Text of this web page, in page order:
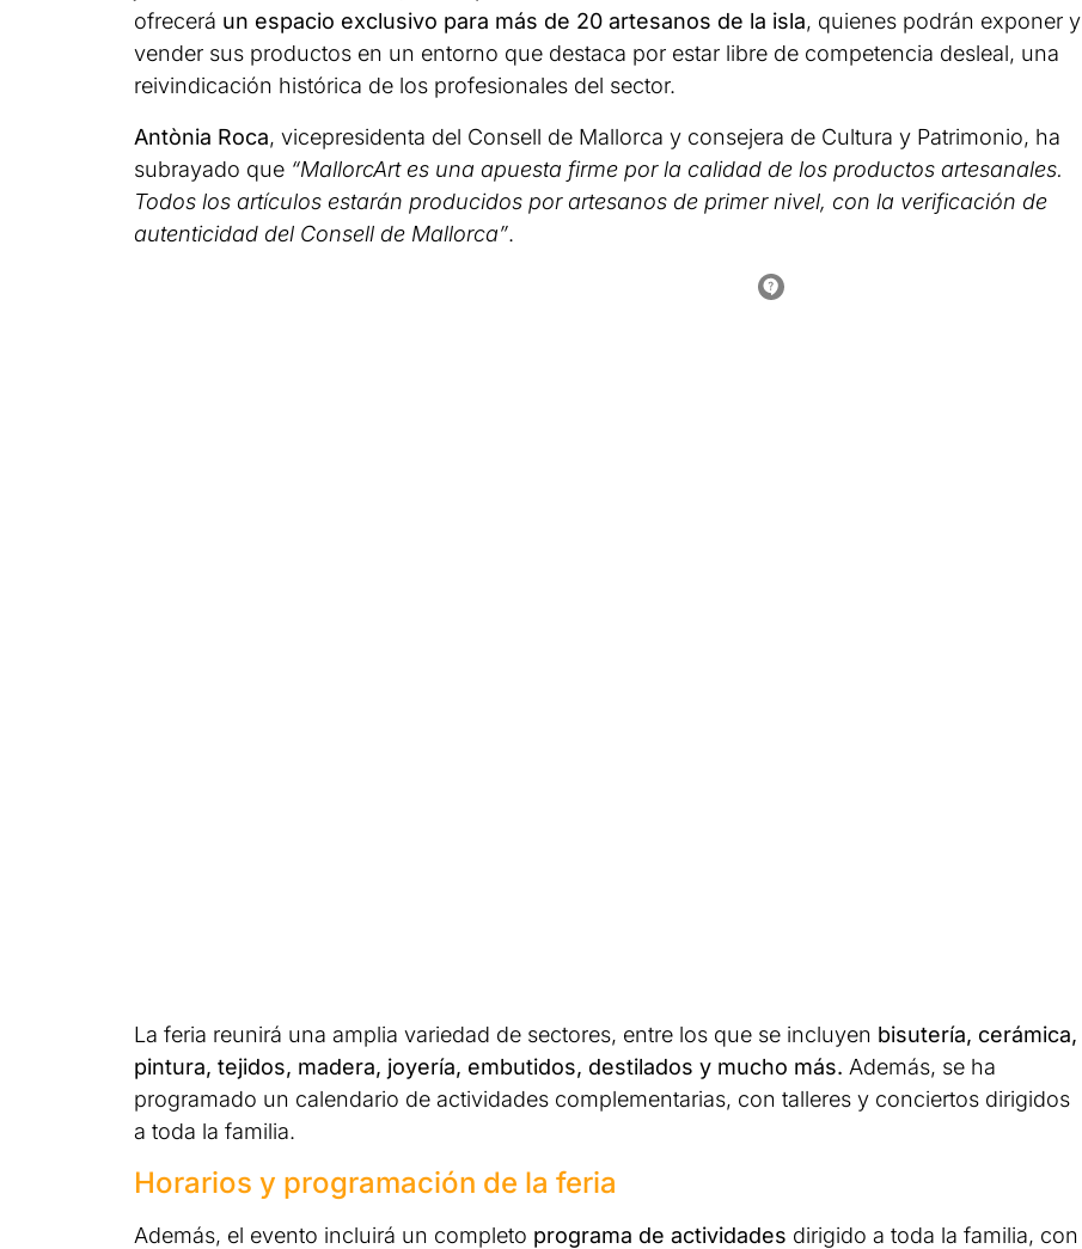
ofrecerá un espacio exclusivo para más de 20 artesanos de la isla, quienes podrán exponer y
vender sus productos en un entorno que destaca por estar libre de competencia desleal, una
reivindicación histórica de los profesionales del sector.
Antònia Roca, vicepresidenta del Consell de Mallorca y consejera de Cultura y Patrimonio, ha
subrayado que “MallorcArt es una apuesta firme por la calidad de los productos artesanales.
Todos los artículos estarán producidos por artesanos de primer nivel, con la verificación de
autenticidad del Consell de Mallorca”.
La feria reunirá una amplia variedad de sectores, entre los que se incluyen bisutería, cerámica,
pintura, tejidos, madera, joyería, embutidos, destilados y mucho más. Además, se ha
programado un calendario de actividades complementarias, con talleres y conciertos dirigidos
a toda la familia.
Horarios y programación de la feria
Además, el evento incluirá un completo programa de actividades dirigido a toda la familia, con